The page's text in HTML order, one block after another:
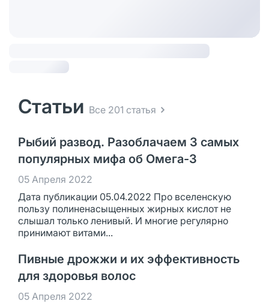
Статьи Все 201 статья
Рыбий развод. Разоблачаем 3 самых
популярных мифа об Омега-3
05 Апреля 2022
Дата публикации 05.04.2022 Про вселенскую
пользу полиненасыщенных жирных кислот не
слышал только ленивый. И многие регулярно
принимают витами...
Пивные дрожжи и их эффективность
для здоровья волос
05 Апреля 2022